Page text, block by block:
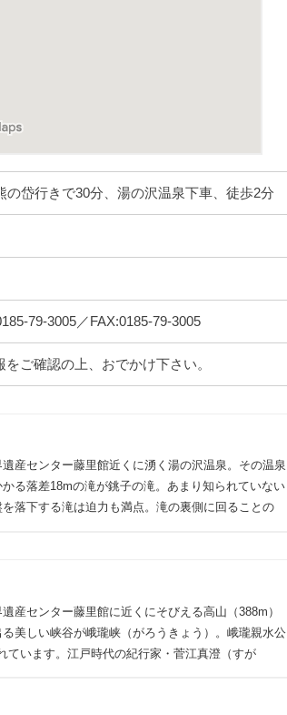
岱行きで30分、湯の沢温泉下車、徒歩2分
79-3005／FAX:0185-79-3005
ご確認の上、おでかけ下さい。
産センター藤里館近くに湧く湯の沢温泉。その温泉
る落差18mの滝が銚子の滝。あまり知られていない
落下する滝は迫力も満点。滝の裏側に回ることの
産センター藤里館に近くにそびえる高山（388m）
美しい峡谷が峨瓏峡（がろうきょう）。峨瓏親水公
ています。江戸時代の紀行家・菅江真澄（すが